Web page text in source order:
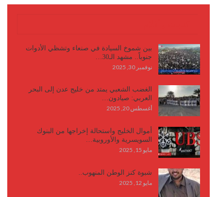
بين شموخ السيادة في صنعاء وتشظي الأدوات
جنوباً.. مشهد الـ30…
نوفمبر 30, 2025
الغضب الشعبي يمتد من خليج عدن إلى البحر
العربي: صيادون…
أغسطس 20, 2025
أموال الخليج واستحالة إخراجها من البنوك
السويسرية والأوروبية…
مايو 15, 2025
شبوة كنز الوطن المنهوب..
مايو 12, 2025